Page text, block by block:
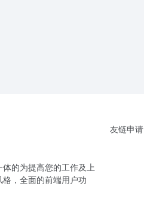
的为提高您的工作及上
，全面的前端用户功
友链申请